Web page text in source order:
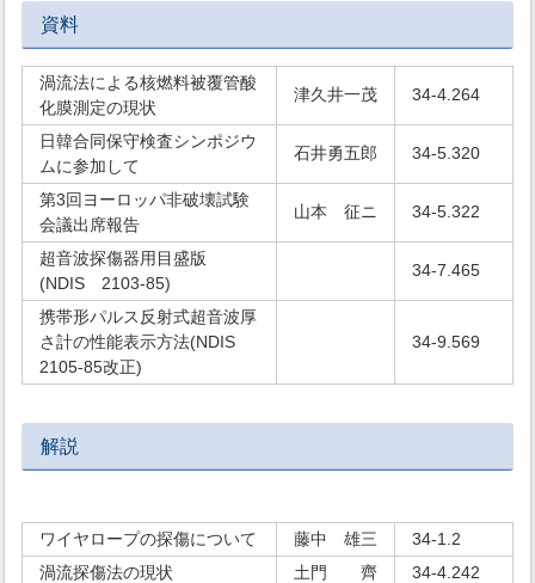
資料
渦流法による核燃料被覆管酸
化膜測定の現状
津久井一茂 34-4.264
日韓合同保守検査シンポジウ
ムに参加して
石井勇五郎 34-5.320
第3回ヨーロッパ非破壊試験
会議出席報告
山本 征ニ 34-5.322
超音波探傷器用目盛版
(NDIS 2103-85)
34-7.465
携帯形パルス反射式超音波厚
さ計の性能表示方法(NDIS
2105-85改正)
34-9.569
解説
ワイヤロープの探傷について 藤中 雄三
34-1.2
渦流探傷法の現状
土門 齊
34-4.242